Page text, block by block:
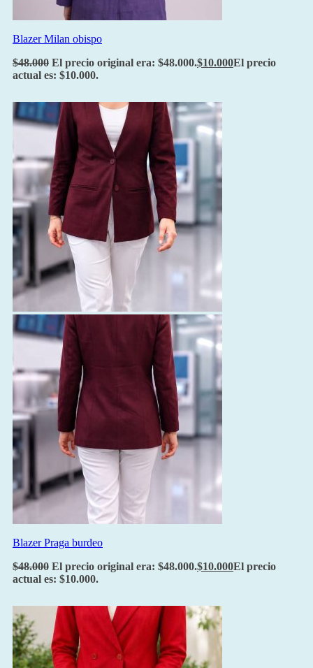
Blazer Milan obispo
$48.000 El precio original era: $48.000.$10.000El precio
actual es: $10.000.
Blazer Praga burdeo
$48.000 El precio original era: $48.000.$10.000El precio
actual es: $10.000.